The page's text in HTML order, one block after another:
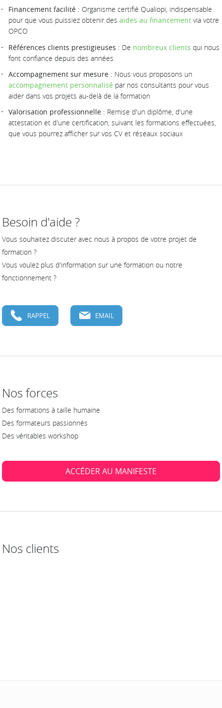
Financement facilité : Organisme certifié Qualiopi, indispensable
pour que vous puissiez obtenir des aides au financement via votre
OPCO
Références clients prestigieuses : De nombreux clients qui nous
font confiance depuis des années
Accompagnement sur mesure : Nous vous proposons un
accompagnement personnalisé par nos consultants pour vous
aider dans vos projets au-delà de la formation
Valorisation professionnelle : Remise d'un diplôme, d'une
attestation et d'une certification, suivant les formations effectuées,
que vous pourrez afficher sur vos CV et réseaux sociaux
Besoin d'aide ?
Vous souhaitez discuter avec nous à propos de votre projet de
formation ?
Vous voulez plus d'information sur une formation ou notre
fonctionnement ?
RAPPEL EMAIL
Nos forces
Des formations à taille humaine
Des formateurs passionnés
Des véritables workshop
ACCÉDER AU MANIFESTE
Nos clients